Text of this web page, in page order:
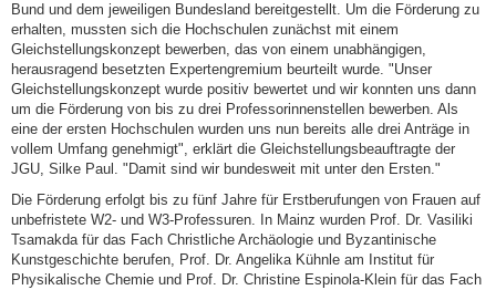
Bund und dem jeweiligen Bundesland bereitgestellt. Um die Förderung zu
erhalten, mussten sich die Hochschulen zunächst mit einem
Gleichstellungskonzept bewerben, das von einem unabhängigen,
herausragend besetzten Expertengremium beurteilt wurde. "Unser
Gleichstellungskonzept wurde positiv bewertet und wir konnten uns dann
um die Förderung von bis zu drei Professorinnenstellen bewerben. Als
eine der ersten Hochschulen wurden uns nun bereits alle drei Anträge in
vollem Umfang genehmigt", erklärt die Gleichstellungsbeauftragte der
JGU, Silke Paul. "Damit sind wir bundesweit mit unter den Ersten."
Die Förderung erfolgt bis zu fünf Jahre für Erstberufungen von Frauen auf
unbefristete W2- und W3-Professuren. In Mainz wurden Prof. Dr. Vasiliki
Tsamakda für das Fach Christliche Archäologie und Byzantinische
Kunstgeschichte berufen, Prof. Dr. Angelika Kühnle am Institut für
Physikalische Chemie und Prof. Dr. Christine Espinola-Klein für das Fach